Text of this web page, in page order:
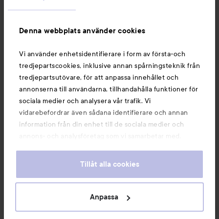
Denna webbplats använder cookies
Vi använder enhetsidentifierare i form av första-och
tredjepartscookies, inklusive annan spårningsteknik från
tredjepartsutövare, för att anpassa innehållet och
annonserna till användarna, tillhandahålla funktioner för
sociala medier och analysera vår trafik. Vi
vidarebefordrar även sådana identifierare och annan
information från din enhet till de sociala medier och
annons- och analysföretag som vi samarbetar med.
information som du har tillhandahållit eller som de har
våra cookies vid fortsatt användande av vår webbplats.
För information om hur du kan ändra inställningarna för
Tillåt alla cookies
Anpassa
Du kanske också gillar